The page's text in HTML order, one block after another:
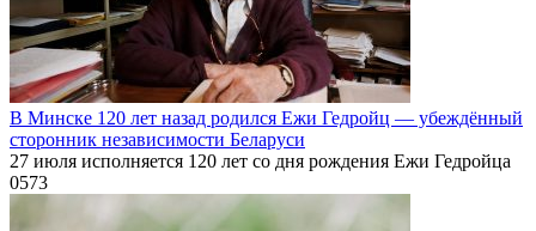
В Минске 120 лет назад родился Ежи Гедройц — убеждённый
сторонник независимости Беларуси
27 июля исполняется 120 лет со дня рождения Ежи Гедройца
0573